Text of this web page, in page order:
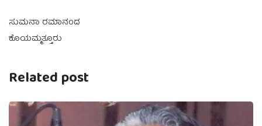
ಸುಮನಾ ರಮಾನಂದ
ಕೊಯಮ್ಮತ್ತೂರು
Related post